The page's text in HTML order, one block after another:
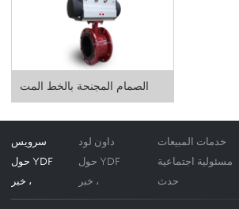
الصمام المجنحة بالخط المت
سرویس داون لود
خدمات المبيعات
حول YDF
حول YDF
مسئولية اجتماعية
خبر ،
خبر ، حدث